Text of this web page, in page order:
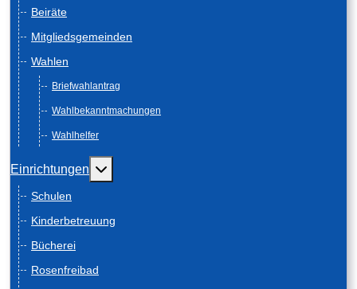
Beiräte
Mitgliedsgemeinden
Wahlen
Briefwahlantrag
Wahlbekanntmachungen
Wahlhelfer
Einrichtungen Weitere Informationen: Einrichtungen
Schulen
Kinderbetreuung
Bücherei
Rosenfreibad